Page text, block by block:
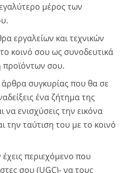
μέρος των
εργαλείων και τεχνικών
κοινό σου ως συνοδευτικά
σου.
συγκυρίας που θα σε
ένα ζήτημα της
να ενισχύσεις την εικόνα
την ταύτιση του με το κοινό
περιεχόμενο που
σου (UGC)- να τους